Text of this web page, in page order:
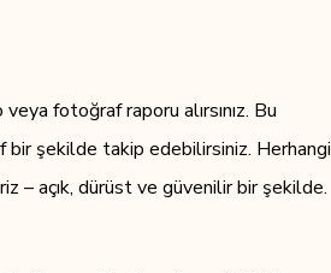
fotoğraf raporu alırsınız. Bu
bir şekilde takip edebilirsiniz. Herhangi
– açık, dürüst ve güvenilir bir şekilde.